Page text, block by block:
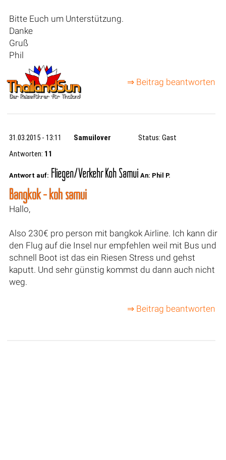
Bitte Euch um Unterstützung.
Danke
Gruß
Phil
⇒ Beitrag beantworten
31.03.2015 - 13:11 Samuilover
Status: Gast
Antworten: 11
Antwort auf: Fliegen/Verkehr Koh Samui An: Phil P.
Bangkok - koh samui
Hallo,
Also 230€ pro person mit bangkok Airline. Ich kann dir
den Flug auf die Insel nur empfehlen weil mit Bus und
schnell Boot ist das ein Riesen Stress und gehst
kaputt. Und sehr günstig kommst du dann auch nicht
weg.
⇒ Beitrag beantworten